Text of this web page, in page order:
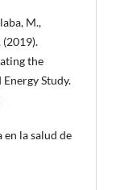
M.,
(2019).
the
Study.
la salud de